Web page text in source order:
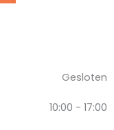
Gesloten
10:00 - 17:00